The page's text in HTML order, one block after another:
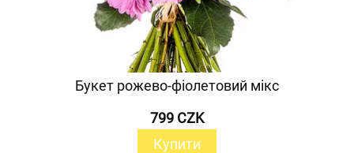
Букет рожево-фіолетовий мікс
799 CZK
Купити